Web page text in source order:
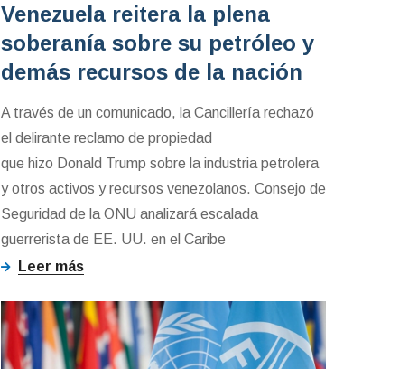
Venezuela reitera la plena
soberanía sobre su petróleo y
demás recursos de la nación
A través de un comunicado, la Cancillería rechazó
el delirante reclamo de propiedad
que hizo Donald Trump sobre la industria petrolera
y otros activos y recursos venezolanos. Consejo de
Seguridad de la ONU analizará escalada
guerrerista de EE. UU. en el Caribe
Leer más